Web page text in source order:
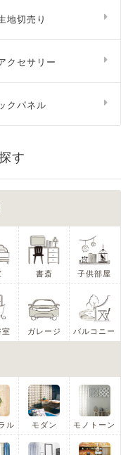
地切売り
クセサリー
クパネル
す
書斎 子供部屋
室 ガレージ バルコニー
ル モダン モノトーン